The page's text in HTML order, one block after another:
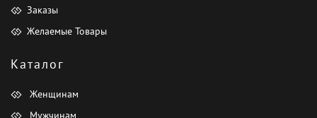
Заказы
Желаемые Товары
Каталог
Женщинам
Мужчинам